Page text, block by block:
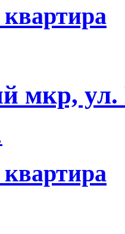
мкр, ул.